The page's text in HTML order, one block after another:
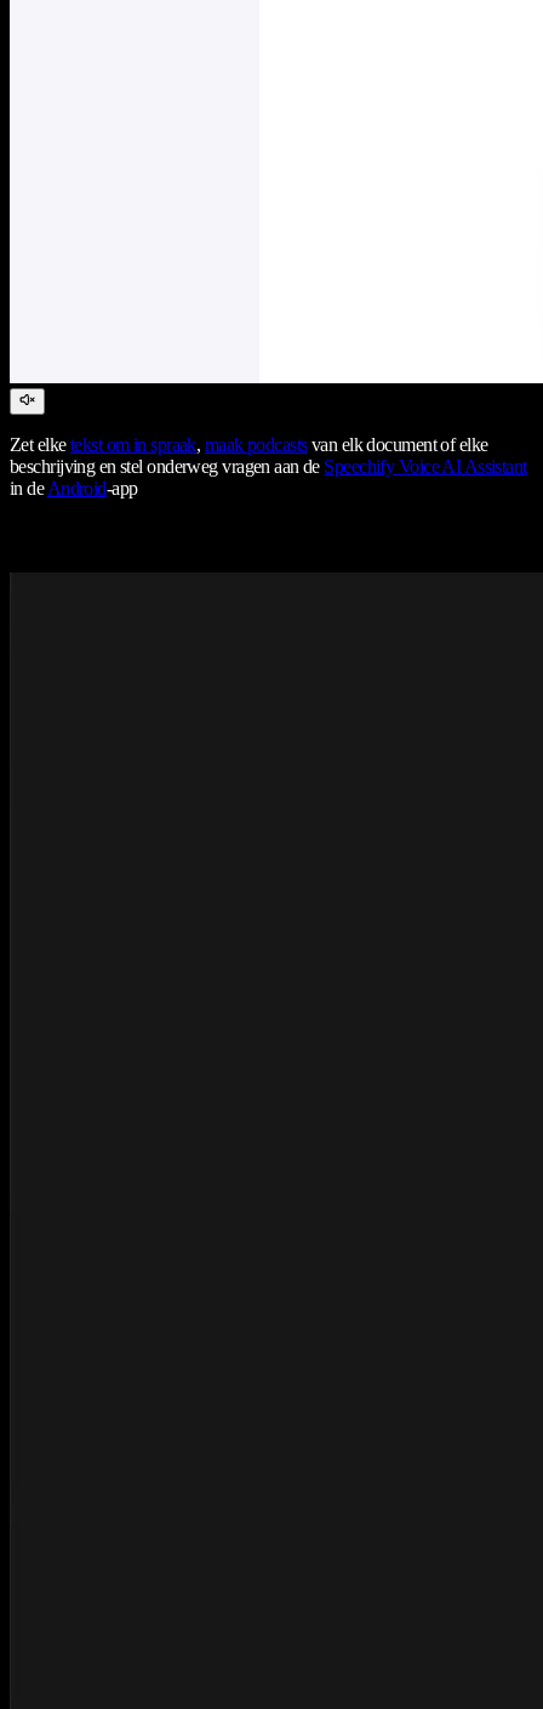
Zet elketekst om in spraak, maak podcastsvan elk document of elke
beschrijving en stel onderweg vragen aan de Speechify Voice AI Assistant
in deAndroid-app